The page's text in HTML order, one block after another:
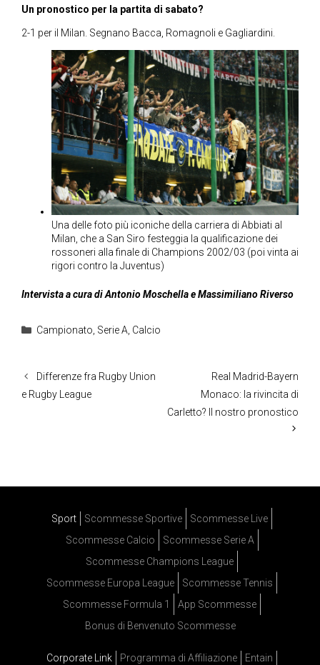
Un pronostico per la partita di sabato?
2-1 per il Milan. Segnano Bacca, Romagnoli e Gagliardini.
Una delle foto più iconiche della carriera di Abbiati al
Milan, che a San Siro festeggia la qualificazione dei
rossoneri alla finale di Champions 2002/03 (poi vinta ai
rigori contro la Juventus)
Intervista a cura di Antonio Moschella e Massimiliano Riverso
Categorie
Campionato, Serie A, Calcio
Differenze fra Rugby Union
e Rugby League
Real Madrid-Bayern
Monaco: la rivincita di
Carletto? Il nostro pronostico
Sport Scommesse Sportive
Scommesse Live
Scommesse Calcio
Scommesse Serie A
Scommesse Champions League
Scommesse Europa League
Scommesse Tennis
Scommesse Formula 1
App Scommesse
Bonus di Benvenuto Scommesse
Corporate Link Programma di Affiliazione
Entain